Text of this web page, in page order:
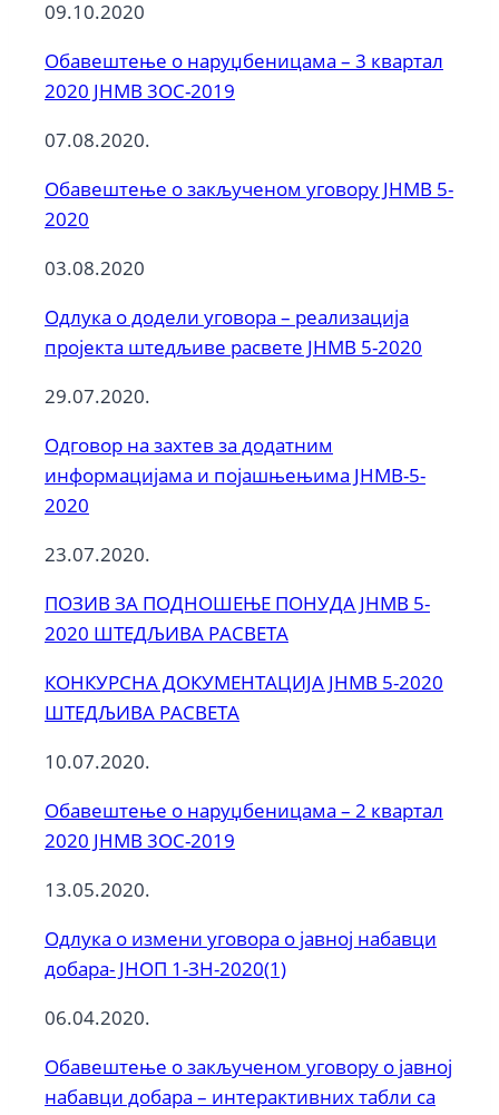
09.10.2020
Обавештење о наруџбеницама – 3 квартал
2020 ЈНМВ 3ОС-2019
07.08.2020.
Обавештење о закљученом уговору ЈНМВ 5-
2020
03.08.2020
Одлука о додели уговора – реализација
пројекта штедљиве расвете ЈНМВ 5-2020
29.07.2020.
Одговор на захтев за додатним
информацијама и појашњењима ЈНМВ-5-
2020
23.07.2020.
ПОЗИВ ЗА ПОДНОШЕЊЕ ПОНУДА ЈНМВ 5-
2020 ШТЕДЉИВА РАСВЕТА
КОНКУРСНА ДОКУМЕНТАЦИЈА ЈНМВ 5-2020
ШТЕДЉИВА РАСВЕТА
10.07.2020.
Обавештење о наруџбеницама – 2 квартал
2020 ЈНМВ 3ОС-2019
13.05.2020.
Одлука о измени уговора о јавној набавци
добара- ЈНОП 1-ЗН-2020(1)
06.04.2020.
Обавештење о закљученом уговору о јавној
набавци добара – интерактивних табли са